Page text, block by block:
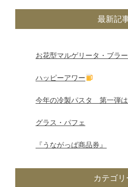
ナ
ビ
最新記
お花型マルゲリータ・ブラ
ハッピーアワー
今年の冷製パスタ 第一弾は
グラス・パフェ
『うながっぱ商品券』
カテゴリ